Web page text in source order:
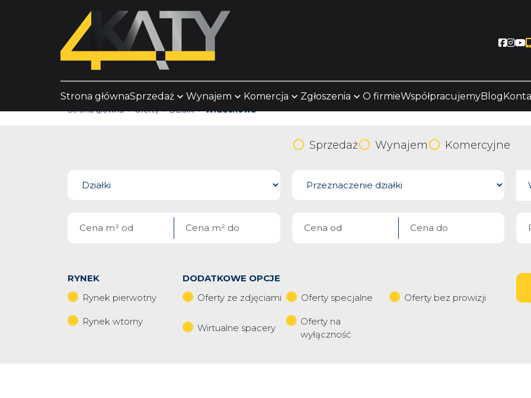
Strona głównaSprzedaż Wynajem Komercja Zgłoszenia O firmieWspółpracujemyBlog
Strona główna Oferty Działki Widuchowa
Sprzedaż Wynajem Komercyjne
RYNEK
Rynek pierwotny
Rynek wtorny
DODATKOWE OPCJE
Oferty ze zdjęciami
Oferty specjalne Oferty bez prowizji
Wirtualne spacery
Oferty na
wyłączność